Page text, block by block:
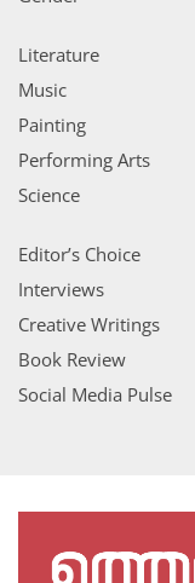
Literature
Music
Painting
Performing Arts
Science
Editor’s Choice
Interviews
Creative Writings
Book Review
Social Media Pulse